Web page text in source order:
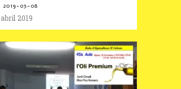
2019-03-08
2019